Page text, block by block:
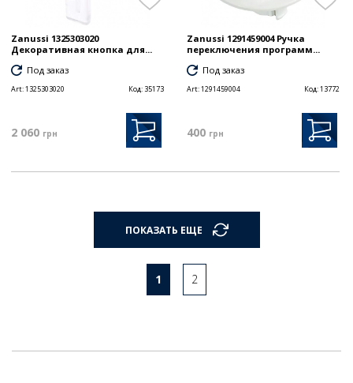
Zanussi 1325303020
Декоративная кнопка для...
Под заказ
Art:1325303020 Код: 35173
2 060 грн
Zanussi 1291459004 Ручка
переключения программ...
Под заказ
Art:1291459004 Код:13772
400 грн
ПОКАЗАТЬ ЕЩЕ
1 2